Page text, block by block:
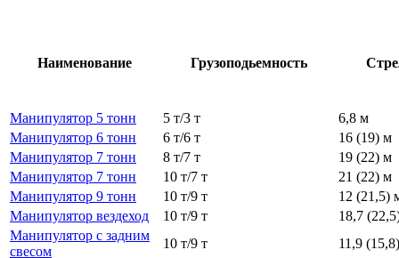
Наименование Грузоподьемность
Манипулятор 5 тонн 5 т/3 т
6,8 м
Манипулятор 6 тонн
6 т/6 т
16 (19) м
Манипулятор 7 тонн
8 т/7 т
19 (22) м
Манипулятор 7 тонн
10 т/7 т
21 (22) м
Манипулятор 9 тонн
10 т/9 т
12 (21,5)
Манипулятор вездеход
10 т/9 т
18,7
Манипулятор с задним
свесом
10 т/9 т
11,9